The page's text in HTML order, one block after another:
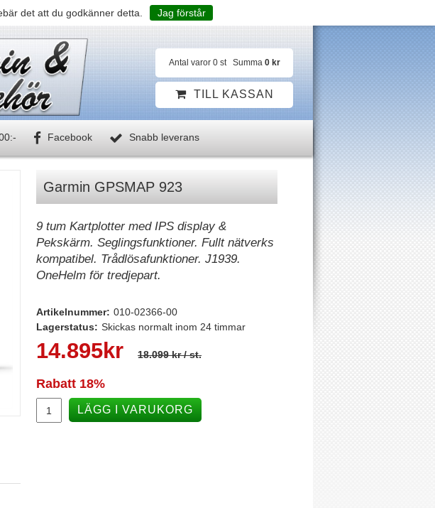
det att du godkänner detta. Jag förstår
Antal varor 0 st Summa 0 kr
TILL KASSAN
Facebook Snabb leverans
Garmin GPSMAP 923
9 tum Kartplotter med IPS display &
Pekskärm. Seglingsfunktioner. Fullt nätverks
kompatibel. Trådlösafunktioner. J1939.
OneHelm för tredjepart.
Artikelnummer: 010-02366-00
Lagerstatus: Skickas normalt inom 24 timmar
14.895kr 18.099 kr/ st.
Rabatt 18%
LÄGG I VARUKORG